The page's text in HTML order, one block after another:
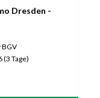
Dresden -
BGV
Tage)